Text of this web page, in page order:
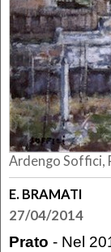
Ardengo Soffici,
E. BRAMATI
27/04/2014
Prato - Nel